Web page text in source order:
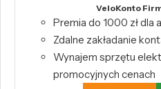
VeloKonto
Premia do 1000 zł dla
Zdalne zakładanie
Wynajem sprzętu
promocyjnych cenach